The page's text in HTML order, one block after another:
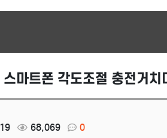
마트폰 각도조절 충전거치
68,069 0